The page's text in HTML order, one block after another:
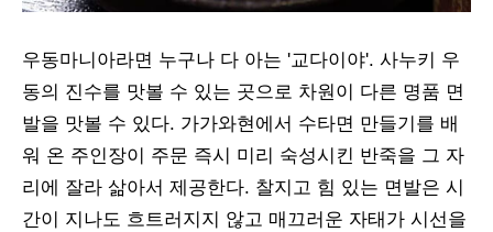
우동마니아라면 누구나 다 아는 '교다이야'. 사누키 우
동의 진수를 맛볼 수 있는 곳으로 차원이 다른 명품 면
발을 맛볼 수 있다. 가가와현에서 수타면 만들기를 배
워 온 주인장이 주문 즉시 미리 숙성시킨 반죽을 그 자
리에 잘라 삶아서 제공한다. 찰지고 힘 있는 면발은 시
간이 지나도 흐트러지지 않고 매끄러운 자태가 시선을